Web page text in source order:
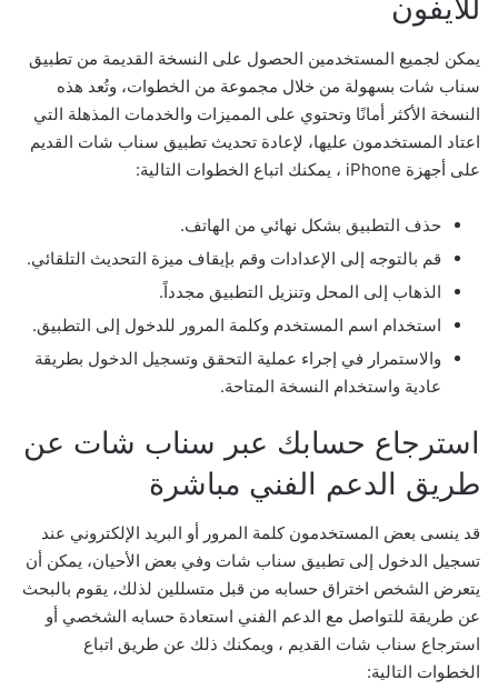
للايفون
يمكن لجميع المستخدمين الحصول على النسخة القديمة من تطبيق
سناب شات بسهولة من خلال مجموعة من الخطوات، وتُعد هذه
النسخة الأكثر أمانًا وتحتوي على المميزات والخدمات المذهلة التي
اعتاد المستخدمون عليها، لإعادة تحديث تطبيق سناب شات القديم
على أجهزة iPhone ، يمكنك اتباع الخطوات التالية:
حذف التطبيق بشكل نهائي من الهاتف.
قم بالتوجه إلى الإعدادات وقم بإيقاف ميزة التحديث التلقائي.
الذهاب إلى المحل وتنزيل التطبيق مجدداً.
استخدام اسم المستخدم وكلمة المرور للدخول إلى التطبيق.
والاستمرار في إجراء عملية التحقق وتسجيل الدخول بطريقة
عادية واستخدام النسخة المتاحة.
استرجاع حسابك عبر سناب شات عن
طريق الدعم الفني مباشرة
قد ينسى بعض المستخدمون كلمة المرور أو البريد الإلكتروني عند
تسجيل الدخول إلى تطبيق سناب شات وفي بعض الأحيان، يمكن أن
يتعرض الشخص اختراق حسابه من قبل متسللين لذلك، يقوم بالبحث
عن طريقة للتواصل مع الدعم الفني استعادة حسابه الشخصي أو
استرجاع سناب شات القديم ، ويمكنك ذلك عن طريق اتباع
الخطوات التالية: